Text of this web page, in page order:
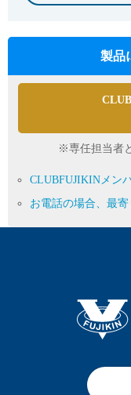
製品
※専任担当者
CLUBFUJIKINメン
お電話の場合、最寄